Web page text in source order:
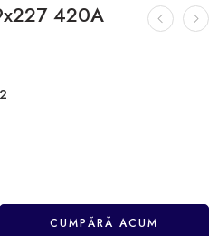
420A
CUMPĂRĂ ACUM